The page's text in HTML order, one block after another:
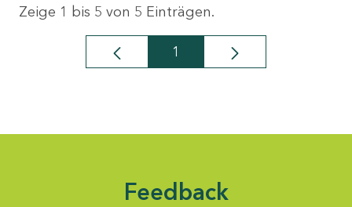
Zeige 1 bis 5 von 5 Einträgen.
Seite
1
Feedback